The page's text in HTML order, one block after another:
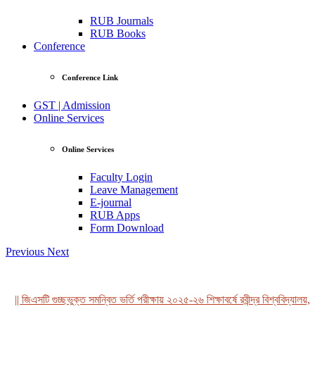
RUB Journals
RUB Books
Conference
Conference Link
GST | Admission
Online Services
Online Services
Faculty Login
Leave Management
E-journal
RUB Apps
Form Download
Previous Next
|| জিএসটি গুচ্ছভুক্ত সমন্বিত ভর্তি পরীক্ষায় ২০২৫-২৬ শিক্ষাবর্ষে রবীন্দ্র